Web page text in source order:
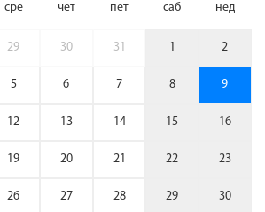
сре чет пет саб нед
29 30 31 1 2
5 6 7 8 9
12 13 14 15 16
19 20 21 22 23
26 27 28 29 30